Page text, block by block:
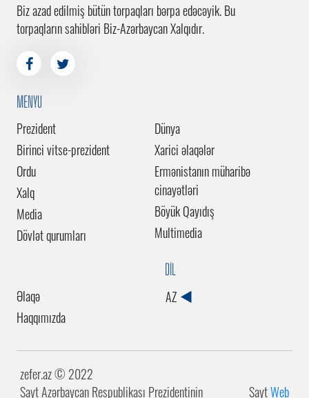
Biz azad edilmiş bütün torpaqları bərpa edəcəyik. Bu
torpaqların sahibləri Biz-Azərbaycan Xalqıdır.
MENYU
Prezident
Birinci vitse-prezident
Ordu
Xalq
Media
Dövlət qurumları
Dünya
Xarici əlaqələr
Ermənistanın müharibə
cinayətləri
Böyük Qayıdış
Multimedia
Əlaqə
Haqqımızda
DİL
AZ
zefer.az ©️ 2022
Sayt Azərbaycan Respublikası Prezidentinin
SaytWeb